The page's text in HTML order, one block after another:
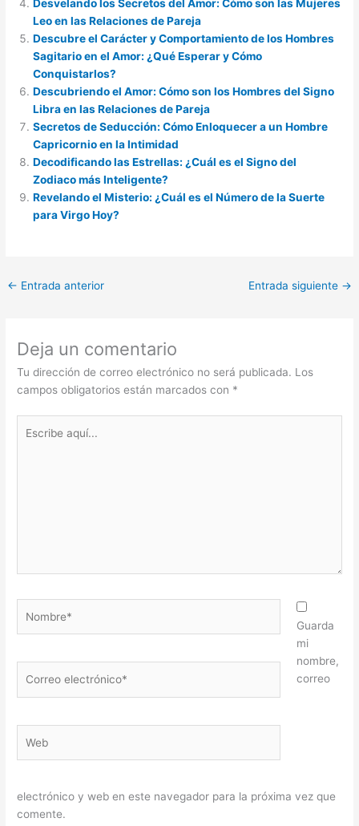
Desvelando los Secretos del Amor: Cómo son las Mujeres
Leo en las Relaciones de Pareja
Descubre el Carácter y Comportamiento de los Hombres
Sagitario en el Amor: ¿Qué Esperar y Cómo
Conquistarlos?
Descubriendo el Amor: Cómo son los Hombres del Signo
Libra en las Relaciones de Pareja
Secretos de Seducción: Cómo Enloquecer a un Hombre
Capricornio en la Intimidad
Decodificando las Estrellas: ¿Cuál es el Signo del
Zodiaco más Inteligente?
Revelando el Misterio: ¿Cuál es el Número de la Suerte
para Virgo Hoy?
← Entrada anterior Entrada siguiente →
Deja un comentario
Tu dirección de correo electrónico no será publicada. Los
campos obligatorios están marcados con *
aquí...
electrónico*
Guarda
mi
nombre,
correo
electrónico y web en este navegador para la próxima vez que
comente.